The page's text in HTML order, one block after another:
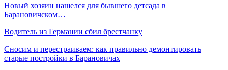
Новый хозяин нашелся для бывшего детсада в
Барановичском…
Водитель из Германии сбил брестчанку
Сносим и перестраиваем: как правильно демонтировать
старые постройки в Барановичах